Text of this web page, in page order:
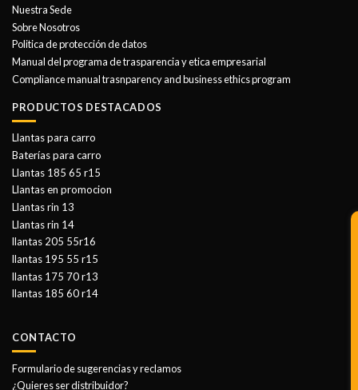
Nuestra Sede
Sobre Nosotros
Politica de protección de datos
Manual del programa de trasparencia y etica empresarial
Compliance manual trasnparency and business ethics program
PRODUCTOS DESTACADOS
Llantas para carro
Baterías para carro
Llantas 185 65 r15
Llantas en promocion
Llantas rin 13
Llantas rin 14
llantas 205 55r16
llantas 195 55 r15
llantas 175 70 r13
llantas 185 60 r14
CONTACTO
Formulario de sugerencias y reclamos
¿Quieres ser distribuidor?